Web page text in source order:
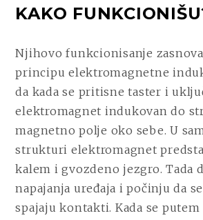
KAKO
Njihovo funkcionisanje
principu elektromagnetne
da kada se pritisne taster i
elektromagnet indukovan do
magnetno polje oko sebe. U
strukturi elektromagnet
kalem i gvozdeno jezgro. Tada
napajanja uređaja i počinju da
spajaju kontakti. Kada se putem